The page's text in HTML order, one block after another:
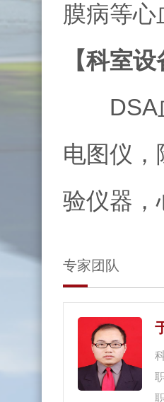
膜病等
【科室
DSA血
电图仪
验仪器，
专家团队